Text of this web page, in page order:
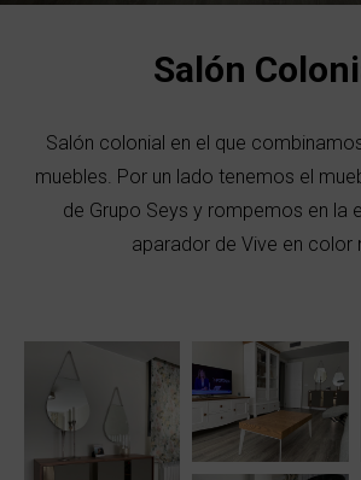
Salón
Salón colonial en el que
muebles. Por un lado tenemos el
de Grupo Seys y rompemos en la
aparador de Vive en color